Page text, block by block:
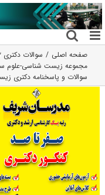
رفتن
به
محتوا
صفحه اصلی سوالات دکتری ۱۴۰۲
مجموعه زیست شناسی-علوم
سوالات و پاسخنامه دکتری